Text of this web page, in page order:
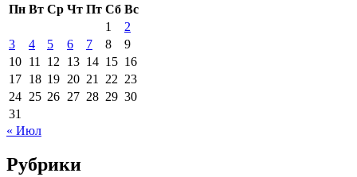
Пн Вт Ср Чт Пт Сб Вс
1
2
3
4 5 6 7 8
9
10 11 12 13 14 15 16
17 18 19 20 21 22 23
24 25 26 27 28 29 30
31
« Июл
Рубрики